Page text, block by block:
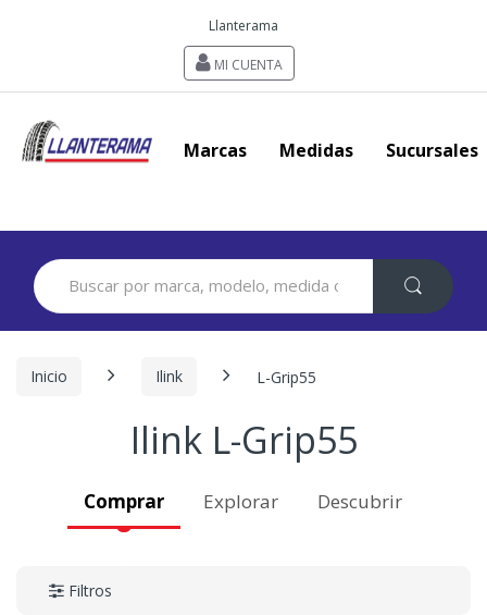
Llanterama
MI CUENTA
Marcas Medidas Sucursales
Search
for:
Inicio Ilink L-Grip55
Ilink L-Grip55
Comprar Explorar Descubrir
Filtros